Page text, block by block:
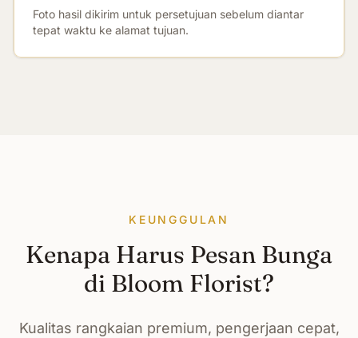
Foto hasil dikirim untuk persetujuan sebelum diantar
tepat waktu ke alamat tujuan.
KEUNGGULAN
Kenapa Harus Pesan Bunga
di Bloom Florist?
Kualitas rangkaian premium, pengerjaan cepat,